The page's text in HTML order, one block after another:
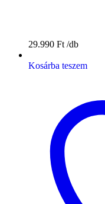
29.990 Ft
Kosárba teszem